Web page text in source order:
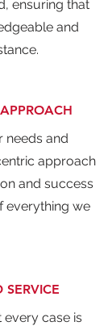
ensuring that
and
needs and
approach
and success
everything we
SERVICE
case is